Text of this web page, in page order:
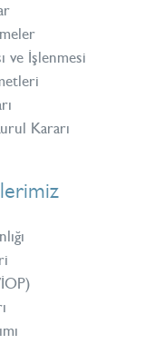
ve İşlenmesi
Kararı